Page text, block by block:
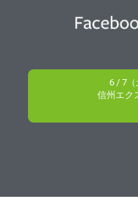
6 / 7
信州エク